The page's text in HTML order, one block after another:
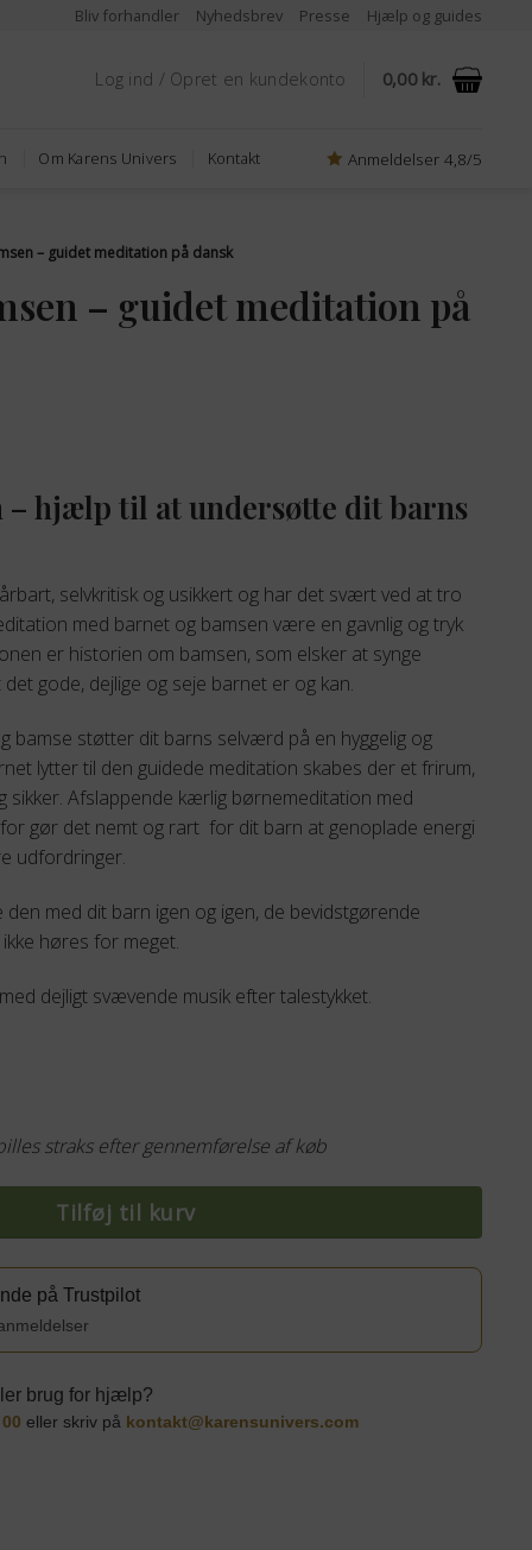
Bliv forhandler Nyhedsbrev Presse Hjælp og guides
Log ind / Opret en kundekonto 0,00 kr.
Om Karens Univers Kontakt Anmeldelser 4,8/5
– guidet meditation på dansk
– guidet meditation på
kr..
hjælp til at undersøtte dit barns
selvkritisk og usikkert og har det svært ved at tro
med barnet og bamsen være en gavnlig og tryk
er historien om bamsen, som elsker at synge
gode, dejlige og seje barnet er og kan.
bamse støtter dit barns selværd på en hyggelig og
lytter til den guidede meditation skabes der et frirum,
sikker. Afslappende kærlig børnemeditation med
gør det nemt og rart for dit barn at genoplade energi
udfordringer.
den med dit barn igen og igen, de bevidstgørende
høres for meget.
dejligt svævende musik efter talestykket.
straks efter gennemførelse af køb
Tilføj til kurv
på Trustpilot
brug for hjælp?
eller skriv på kontakt@karensunivers.com